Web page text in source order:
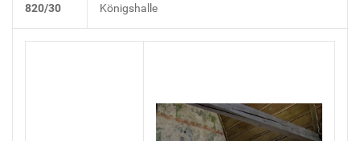
820/30
Königshalle